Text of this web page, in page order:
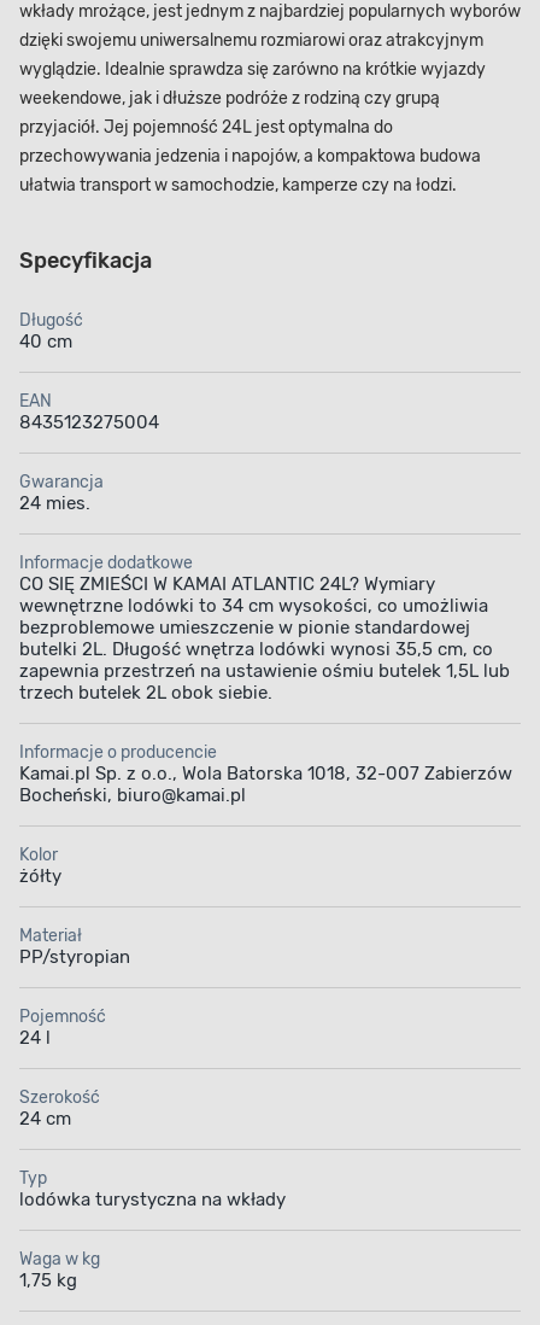
wkłady mrożące, jest jednym z najbardziej popularnych wyborów
dzięki swojemu uniwersalnemu rozmiarowi oraz atrakcyjnym
wyglądzie. Idealnie sprawdza się zarówno na krótkie wyjazdy
weekendowe, jak i dłuższe podróże z rodziną czy grupą
przyjaciół. Jej pojemność 24L jest optymalna do
przechowywania jedzenia i napojów, a kompaktowa budowa
ułatwia transport w samochodzie, kamperze czy na łodzi.
Specyfikacja
Długość
40 cm
EAN
8435123275004
Gwarancja
24 mies.
Informacje dodatkowe
CO SIĘ ZMIEŚCI W KAMAI ATLANTIC 24L? Wymiary
wewnętrzne lodówki to 34 cm wysokości, co umożliwia
bezproblemowe umieszczenie w pionie standardowej
butelki 2L. Długość wnętrza lodówki wynosi 35,5 cm, co
zapewnia przestrzeń na ustawienie ośmiu butelek 1,5L lub
trzech butelek 2L obok siebie.
Informacje o producencie
Kamai.pl Sp. z o.o., Wola Batorska 1018, 32-007 Zabierzów
Bocheński, biuro@kamai.pl
Kolor
żółty
Materiał
PP/styropian
Pojemność
24 l
Szerokość
24 cm
Typ
lodówka turystyczna na wkłady
Waga w kg
1,75 kg